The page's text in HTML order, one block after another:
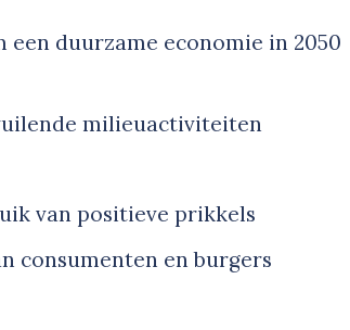
duurzame economie in 2050
milieuactiviteiten
van positieve prikkels
consumenten en burgers